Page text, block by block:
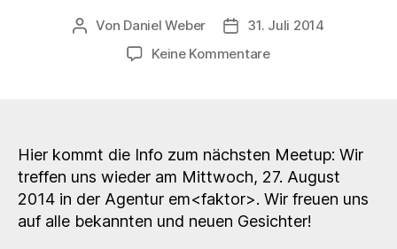
Beitragsautor
Von Daniel Weber Veröffentlichungsdatum
31. Juli 2014
Keine Kommentarezu
Meetup-
Termin
Hier kommt die Info zum nächsten Meetup: Wir
treffen uns wieder am Mittwoch, 27. August
2014 in der Agentur em<faktor>. Wir freuen uns
auf alle bekannten und neuen Gesichter!